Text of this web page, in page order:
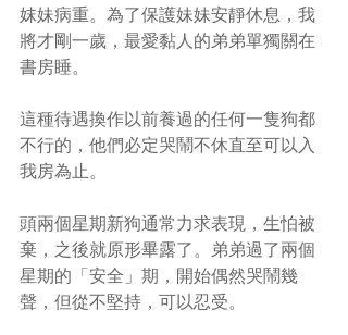
妺妹病重。為了保護妹妹安靜休息，我
將才剛一歲，最愛黏人的弟弟單獨關在
書房睡。
這種待遇換作以前養過的任何一隻狗都
不行的，他們必定哭鬧不休直至可以入
我房為止。
頭兩個星期新狗通常力求表現，生怕被
棄，之後就原形畢露了。弟弟過了兩個
星期的「安全」期，開始偶然哭鬧幾
聲，但從不堅持，可以忍受。